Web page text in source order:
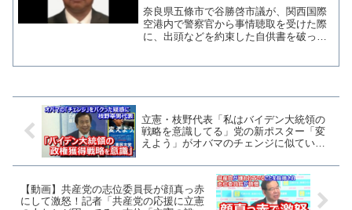
容疑で逮捕→なかなか刺激的な人
物だった
奈良県五條市で谷勝啓市議が、関西国際
空港内で警察官から事情聴取を受けた際
に、出頭などを約束した自供書を破った
立憲・枝野代表「私はバイデン大統領の
戦略を意識してる」党の新ポスター「変
えよう」がオバマのチェンジに似ている
【動画】共産党の志位委員長が顔真っ赤
にして激怒！記者「共産党の応援に立憲